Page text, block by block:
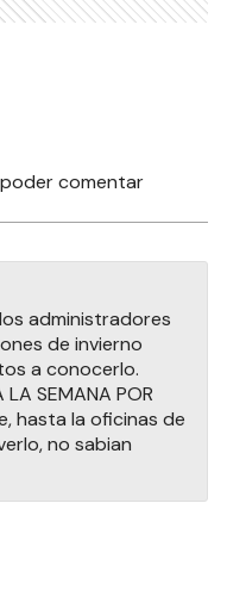
comentar
administradores
de invierno
a conocerlo.
LA SEMANA POR
hasta la oficinas de
no sabian